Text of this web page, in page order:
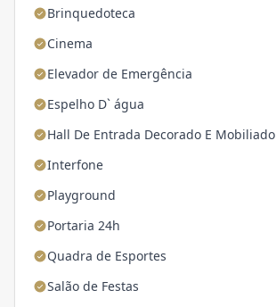
Brinquedoteca
Cinema
Elevador de Emergência
Espelho D` água
Hall De Entrada Decorado E Mobiliado
Interfone
Playground
Portaria 24h
Quadra de Esportes
Salão de Festas